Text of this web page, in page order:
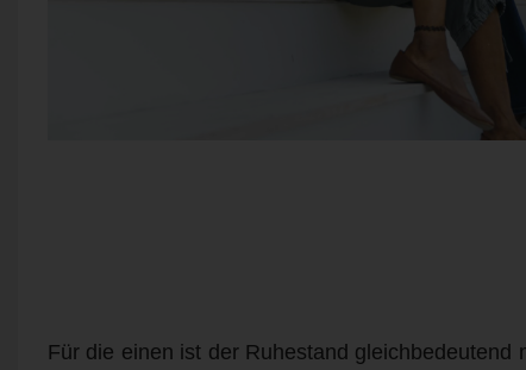
Für die einen ist der Ruhestand gleichbedeutend